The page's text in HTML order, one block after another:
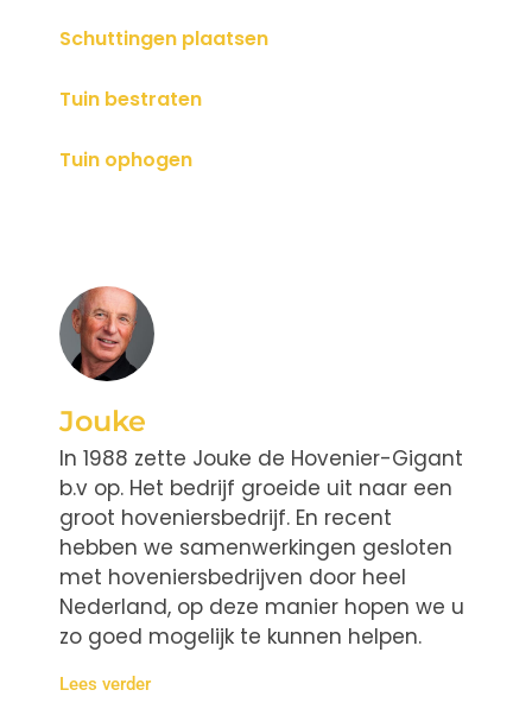
Schuttingen plaatsen
Tuin bestraten
Tuin ophogen
Jouke
In 1988 zette Jouke de Hovenier-Gigant
b.v op. Het bedrijf groeide uit naar een
groot hoveniersbedrijf. En recent
hebben we samenwerkingen gesloten
met hoveniersbedrijven door heel
Nederland, op deze manier hopen we u
zo goed mogelijk te kunnen helpen.
Lees verder